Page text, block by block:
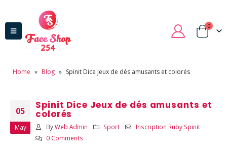
0
Home » Blog » Spinit Dice Jeux de dés amusants et colorés
05
May
Spinit Dice Jeux de dés amusants et
colorés
By Web Admin Sport
Inscription Ruby Spinit
0 Comments